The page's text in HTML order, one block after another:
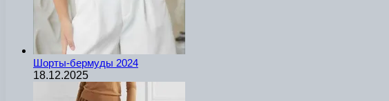
Шорты-бермуды 2024
18.12.2025